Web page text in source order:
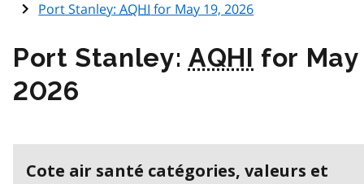
Port Stanley:AQHI for May 19, 2026
Port Stanley: AQHI for May
2026
Cote air santé catégories, valeurs et